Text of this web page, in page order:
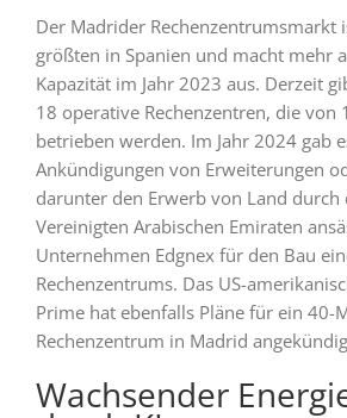
Der Madrider Rechenzentrumsmarkt
größten in Spanien und macht mehr
Kapazität im Jahr 2023 aus. Derzeit
18 operative Rechenzentren, die von
betrieben werden. Im Jahr 2024 gab
Ankündigungen von Erweiterungen
darunter den Erwerb von Land durch
Vereinigten Arabischen Emiraten
Unternehmen Edgnex für den Bau
Rechenzentrums. Das US-
Prime hat ebenfalls Pläne für ein 40-
Rechenzentrum in Madrid
Wachsender